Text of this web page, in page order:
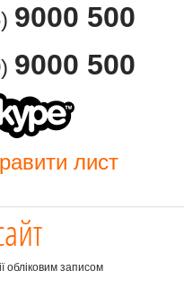
9000 500
9000 500
лист
обліковим записом